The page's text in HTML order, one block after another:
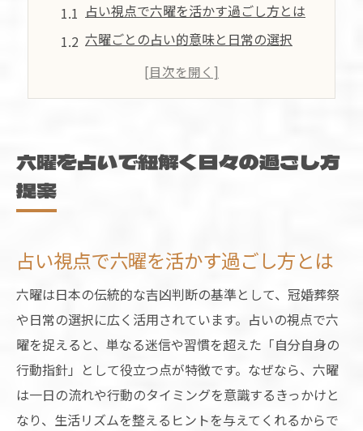
占い視点で六曜を活かす過ごし方とは
六曜ごとの占い的意味と日常の選択
吉日を占いで見極める日々のヒント
六曜カレンダーと占いの活用法を解説
運勢と六曜の関係を知り取る吉凶判断
吉日・凶日を見極める占いの知恵
六曜の意味を占いで深掘りする方法
六曜を意識した現代生活のコツを紹介
占いと六曜を現代生活に取り入れる方法
六曜カレンダーで日常を豊かにするコツ
占い的視点で六曜を活かす暮らし方
六曜を占いで紐解く日々の過ごし方
提案
占い視点で六曜を活かす過ごし方とは
六曜は日本の伝統的な吉凶判断の基準として、冠婚葬祭
や日常の選択に広く活用されています。占いの視点で六
曜を捉えると、単なる迷信や習慣を超えた「自分自身の
行動指針」として役立つ点が特徴です。なぜなら、六曜
は一日の流れや行動のタイミングを意識するきっかけと
なり、生活リズムを整えるヒントを与えてくれるからで